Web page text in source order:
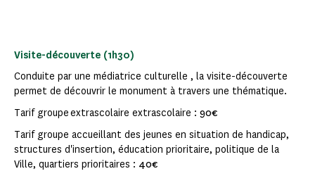
Visite-découverte (1h30)
Conduite par une médiatrice culturelle , la visite-découverte
permet de découvrir le monument à travers une thématique.
Tarif groupe extrascolaire extrascolaire : 90€
Tarif groupe accueillant des jeunes en situation de handicap,
structures d'insertion, éducation prioritaire, politique de la
Ville, quartiers prioritaires : 40€